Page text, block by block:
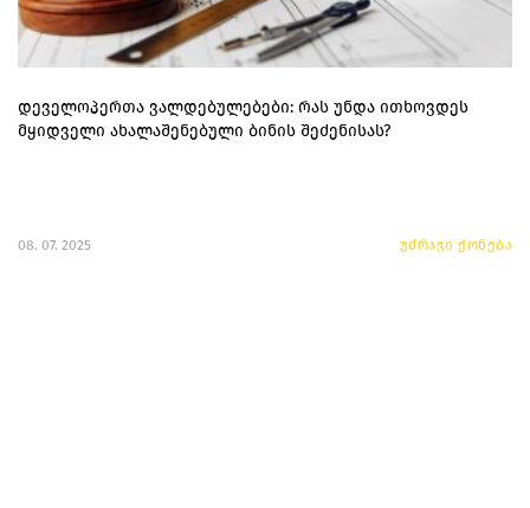
დეველოპერთა ვალდებულებები: რას უნდა ითხოვდეს
მყიდველი ახალაშენებული ბინის შეძენისას?
08. 07. 2025 უძრავი ქონება